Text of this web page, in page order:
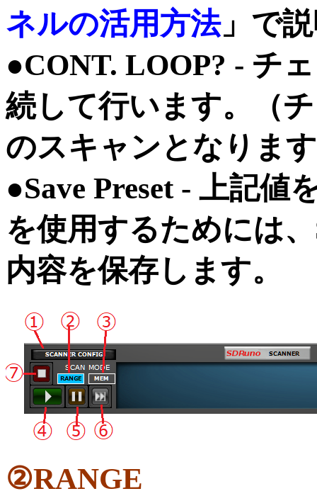
ネルの活用方法」で
●CONT. LOOP? - チ
続して行います。（
のスキャンとなりま
●Save Preset - 上記値
を使用するためには
内容を保存します。
②RANGE